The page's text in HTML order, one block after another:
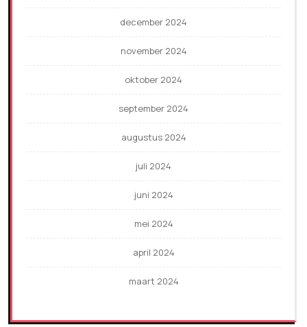
december 2024
november 2024
oktober 2024
september 2024
augustus 2024
juli 2024
juni 2024
mei 2024
april 2024
maart 2024